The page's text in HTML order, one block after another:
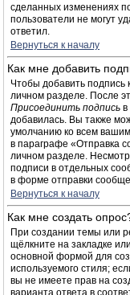
сделанных изменениях
пользователи не могут
ответил.
Вернуться к началу
Как мне добавить
Чтобы добавить
личном разделе. После
Присоединить подпись в
добавилась. Вы также
умолчанию ко всем
в параграфе «Отправка
личном разделе.
подписи в отдельных
в форме отправки
Вернуться к началу
Как мне создать
При создании темы или
щёлкните на закладке
основной формой для
используемого стиля;
вы не имеете прав на
варианта ответа в